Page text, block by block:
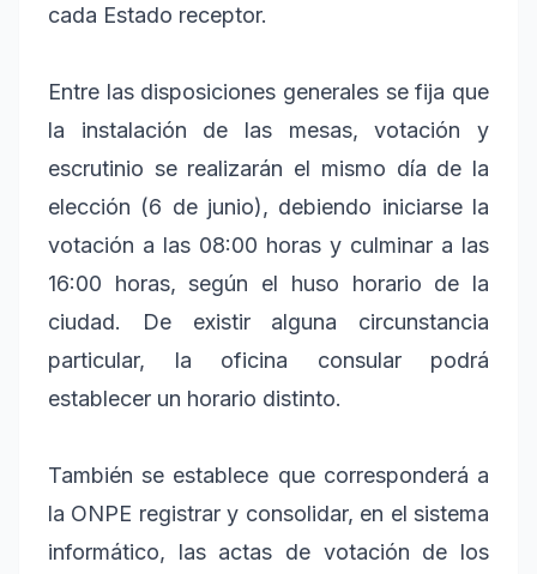
cada Estado receptor.
Entre las disposiciones generales se fija que
la instalación de las mesas, votación y
escrutinio se realizarán el mismo día de la
elección (6 de junio), debiendo iniciarse la
votación a las 08:00 horas y culminar a las
16:00 horas, según el huso horario de la
ciudad. De existir alguna circunstancia
particular, la oficina consular podrá
establecer un horario distinto.
También se establece que corresponderá a
la ONPE registrar y consolidar, en el sistema
informático, las actas de votación de los